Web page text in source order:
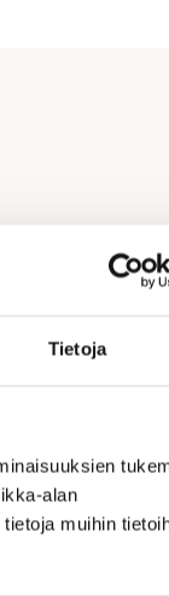
Tietoja
alan
muihin